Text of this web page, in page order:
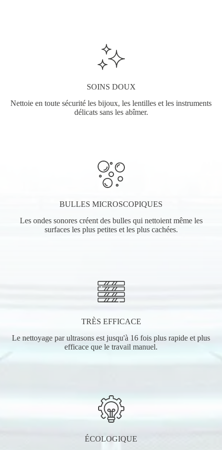
SOINS DOUX
Nettoie en toute sécurité les bijoux, les lentilles et les instruments
délicats sans les abîmer.
BULLES MICROSCOPIQUES
Les ondes sonores créent des bulles qui nettoient même les
surfaces les plus petites et les plus cachées.
TRÈS EFFICACE
Le nettoyage par ultrasons est jusqu'à 16 fois plus rapide et plus
efficace que le travail manuel.
ÉCOLOGIQUE